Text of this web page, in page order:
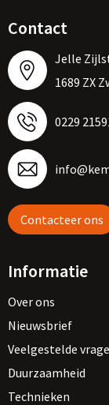
Contact
Jelle
1689 ZX
0229
Contacteer ons
Informatie
Over ons
Nieuwsbrief
Veelgestelde
Duurzaamheid
Technieken